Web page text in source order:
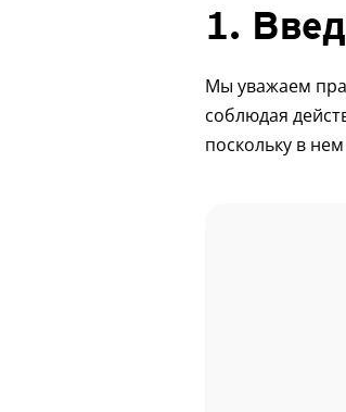
1.
Мы уважаем
соблюдая
поскольку в